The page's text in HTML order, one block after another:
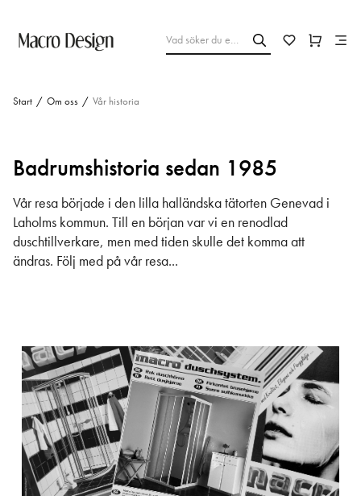
Start / Om oss / Vår historia
Badrumshistoria sedan 1985
Vår resa började i den lilla halländska tätorten Genevad i
Laholms kommun. Till en början var vi en renodlad
duschtillverkare, men med tiden skulle det komma att
ändras. Följ med på vår resa...